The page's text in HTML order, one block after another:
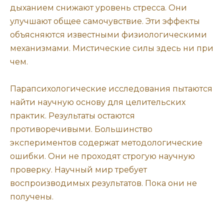
дыханием снижают уровень стресса. Они
улучшают общее самочувствие. Эти эффекты
объясняются известными физиологическими
механизмами. Мистические силы здесь ни при
чем.
Парапсихологические исследования пытаются
найти научную основу для целительских
практик. Результаты остаются
противоречивыми. Большинство
экспериментов содержат методологические
ошибки. Они не проходят строгую научную
проверку. Научный мир требует
воспроизводимых результатов. Пока они не
получены.